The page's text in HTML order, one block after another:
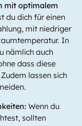
mit optimalem
du dich für einen
mit niedriger
In
nämlich auch
dass diese
lassen sich
Wenn du
sollten